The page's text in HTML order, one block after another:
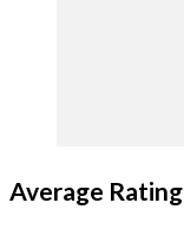
Average Rating